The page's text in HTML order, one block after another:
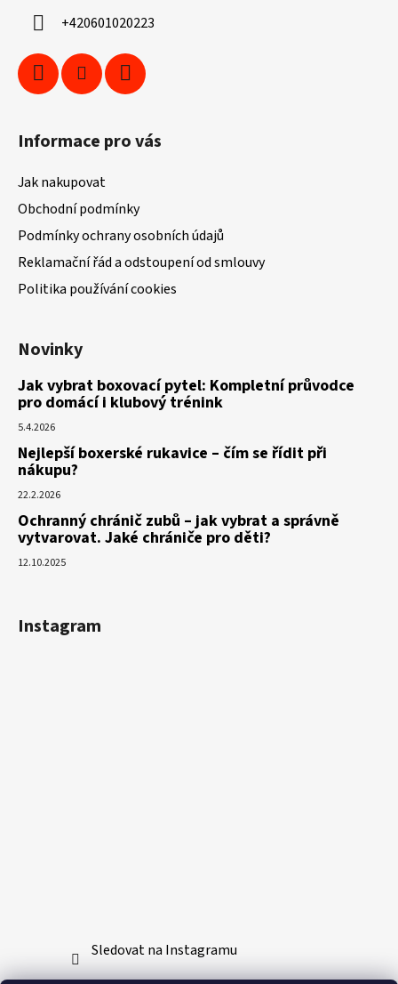
+420601020223
Informace pro vás
Jak nakupovat
Obchodní podmínky
Podmínky ochrany osobních údajů
Reklamační řád a odstoupení od smlouvy
Politika používání cookies
Novinky
Jak vybrat boxovací pytel: Kompletní průvodce
pro domácí i klubový trénink
5.4.2026
Nejlepší boxerské rukavice – čím se řídit při
nákupu?
22.2.2026
Ochranný chránič zubů – jak vybrat a správně
vytvarovat. Jaké chrániče pro děti?
12.10.2025
Instagram
Sledovat na Instagramu